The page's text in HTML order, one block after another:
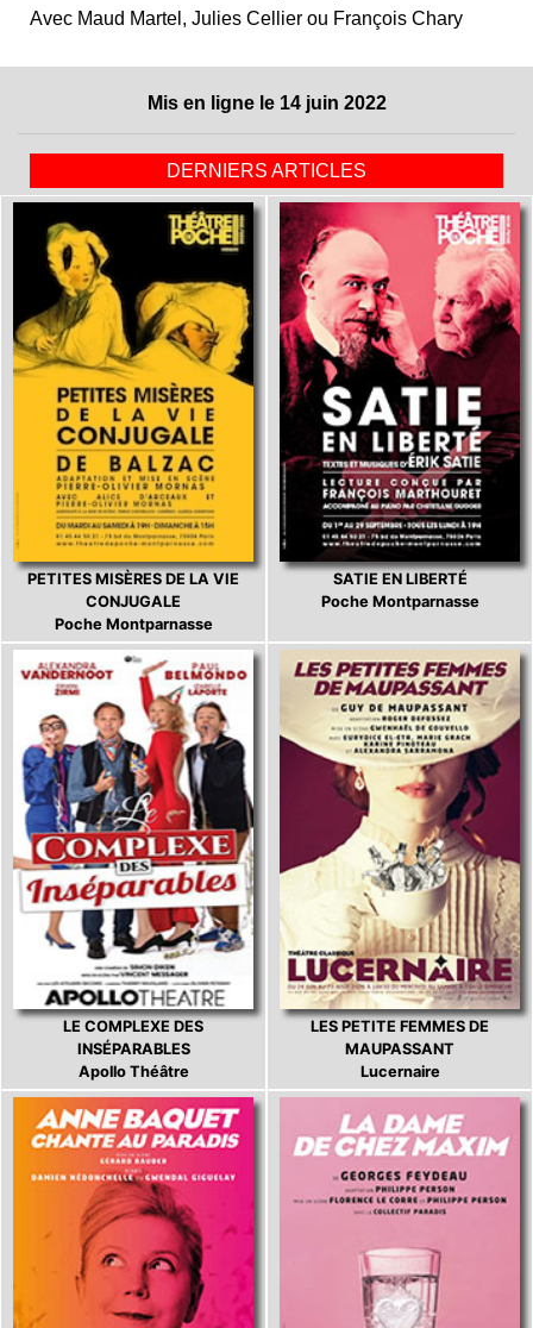
Avec Maud Martel, Julies Cellier ou François Chary
Mis en ligne le 14 juin 2022
DERNIERS ARTICLES
PETITES MISÈRES DE LA VIE
CONJUGALE
Poche Montparnasse
SATIE EN LIBERTÉ
Poche Montparnasse
LE COMPLEXE DES
INSÉPARABLES
Apollo Théâtre
LES PETITE FEMMES DE
MAUPASSANT
Lucernaire